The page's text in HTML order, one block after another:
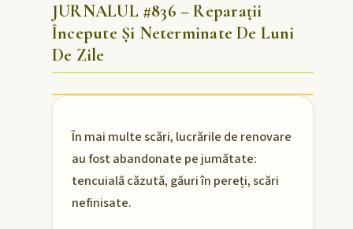
JURNALUL #836 – Reparații
Începute Și Neterminate De Luni
De Zile
În mai multe scări, lucrările de renovare
au fost abandonate pe jumătate:
tencuială căzută, găuri în pereți, scări
nefinisate.